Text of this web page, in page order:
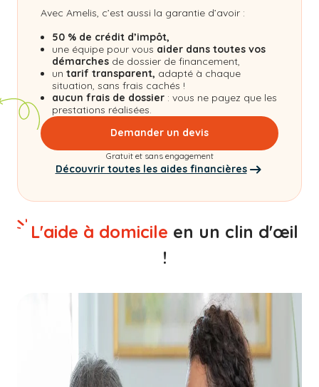
Avec Amelis, c’est aussi la garantie d’avoir :
50 % de crédit d’impôt,
une équipe pour vous aider dans toutes vos
démarches de dossier de financement,
un tarif transparent, adapté à chaque
situation, sans frais cachés !
aucun frais de dossier : vous ne payez que les
prestations réalisées.
Demander un devis
Gratuit et sans engagement
Découvrir toutes les aides financières
L'aide à domicile en un clin d'œil
!